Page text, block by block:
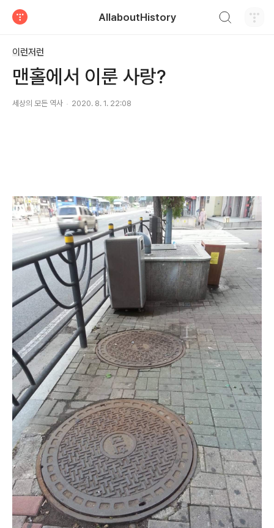
AllaboutHistory
이런저런
맨홀에서 이룬 사랑?
세상의 모든 역사 2020. 8. 1. 22:08